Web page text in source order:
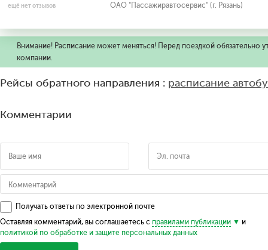
ещё нет отзывов ОАО "Пассажиравтосервис" (г. Рязань)
Внимание! Расписание может меняться! Перед поездкой обязательно
компании.
Рейсы обратного направления : расписание
Комментарии
Получать ответы по электронной почте
Оставляя комментарий, вы соглашаетесь с правилами публикации
и
политикой по обработке и защите персональных данных